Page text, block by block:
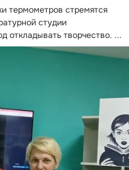
термометров стремятся
студии
откладывать творчество. ...